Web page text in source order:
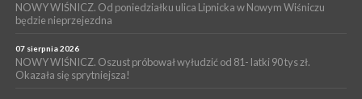
NOWY WIŚNICZ. Od poniedziałku ulica Lipnicka w Nowym Wiśniczu
będzie nieprzejezdna
07 sierpnia 2026
NOWY WIŚNICZ. Oszust próbował wyłudzić od 81- latki 90 tys zł.
Okazała się sprytniejsza!